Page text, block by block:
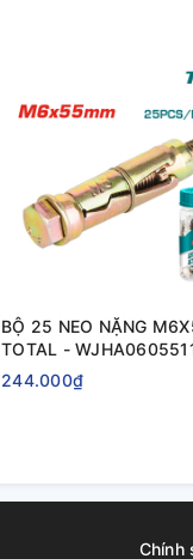
BỘ 25 NEO NẶNG
TOTAL -
244.000₫
Chính